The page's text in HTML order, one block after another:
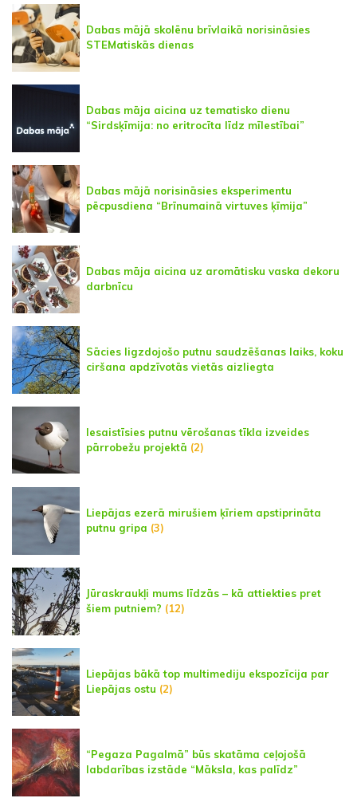
Dabas mājā skolēnu brīvlaikā norisināsies
STEMatiskās dienas
Dabas māja aicina uz tematisko dienu
“Sirdsķīmija: no eritrocīta līdz mīlestībai”
Dabas mājā norisināsies eksperimentu
pēcpusdiena “Brīnumainā virtuves ķīmija”
Dabas māja aicina uz aromātisku vaska dekoru
darbnīcu
Sācies ligzdojošo putnu saudzēšanas laiks, koku
ciršana apdzīvotās vietās aizliegta
Iesaistīsies putnu vērošanas tīkla izveides
pārrobežu projektā (2)
Liepājas ezerā mirušiem ķīriem apstiprināta
putnu gripa (3)
Jūraskraukļi mums līdzās – kā attiekties pret
šiem putniem? (12)
Liepājas bākā top multimediju ekspozīcija par
Liepājas ostu (2)
“Pegaza Pagalmā” būs skatāma ceļojošā
labdarības izstāde “Māksla, kas palīdz”